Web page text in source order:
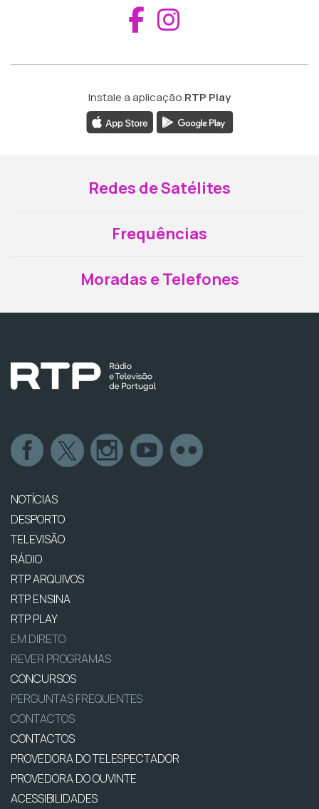
Aceder ao
Instale a aplicação RTP Play
Redes de Satélites
Frequências
Moradas e Telefones
NOTÍCIAS
DESPORTO
TELEVISÃO
RÁDIO
RTP ARQUIVOS
RTP ENSINA
RTP PLAY
EM DIRETO
REVER PROGRAMAS
CONCURSOS
PERGUNTAS FREQUENTES
CONTACTOS
CONTACTOS
PROVEDORA DO TELESPECTADOR
PROVEDORA DO OUVINTE
ACESSIBILIDADES